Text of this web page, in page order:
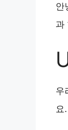
안
과
우
요.